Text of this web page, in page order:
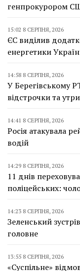
генпрокурором
15:02 8 СЕРПНЯ, 2026
ЄС виділив
енергетики
14:58 8 СЕРПНЯ, 2026
У Берегівському
відстрочки та
14:41 8 СЕРПНЯ, 2026
Росія атакувала
водій
14:29 8 СЕРПНЯ, 2026
11 днів
поліцейських:
14:23 8 СЕРПНЯ, 2026
Зеленський
головне
13:55 8 СЕРПНЯ, 2026
«Суспільне»